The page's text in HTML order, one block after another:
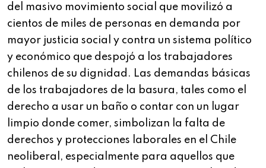
del masivo movimiento social que movilizó a
cientos de miles de personas en demanda por
mayor justicia social y contra un sistema político
y económico que despojó a los trabajadores
chilenos de su dignidad. Las demandas básicas
de los trabajadores de la basura, tales como el
derecho a usar un baño o contar con un lugar
limpio donde comer, simbolizan la falta de
derechos y protecciones laborales en el Chile
neoliberal, especialmente para aquellos que